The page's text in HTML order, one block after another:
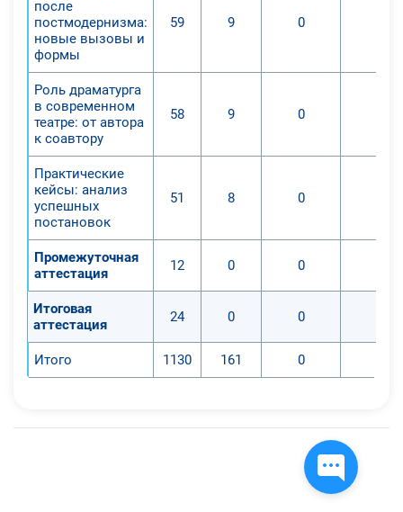
после
постмодернизма:
новые вызовы и
формы
59 9 0
Роль драматурга
в современном
театре: от автора
к соавтору
58 9 0
Практические
кейсы: анализ
успешных
постановок
51 8 0
Промежуточная
аттестация
12 0 0
Итоговая
аттестация
24 0 0
Итого 1130 161 0